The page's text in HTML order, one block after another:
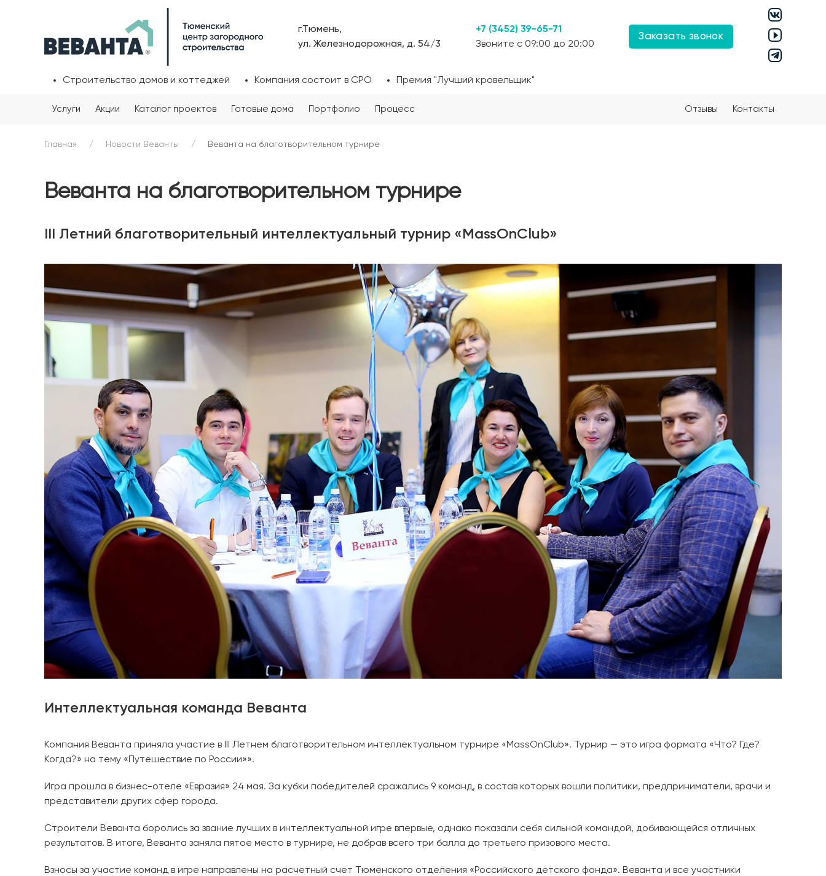
г.Тюмень,
ул. Железнодорожная, д. 54/3
+7 (3452) 39-65-71
Звоните с 09:00 до 20:00
Заказать звонок
Строительство домов и коттеджей Компания состоит в СРО Премия "Лучший кровельщик"
Услуги Акции Каталог проектов Готовые дома Портфолио Процесс Отзывы Контакты
Главная Новости Веванты Веванта на благотворительном турнире
Веванта на благотворительном турнире
III Летний благотворительный интеллектуальный турнир «MassОnClub»
Интеллектуальная команда Веванта
Компания Веванта приняла участие в III Летнем благотворительном интеллектуальном турнире «MassОnClub». Турнир — это игра формата «Что? Где?
Когда?» на тему «Путешествие по России»».
Игра прошла в бизнес-отеле «Евразия» 24 мая. За кубки победителей сражались 9 команд, в состав которых вошли политики, предприниматели, врачи и
представители других сфер города.
Строители Веванта боролись за звание лучших в интеллектуальной игре впервые, однако показали себя сильной командой, добивающейся отличных
результатов. В итоге, Веванта заняла пятое место в турнире, не добрав всего три балла до третьего призового места.
Взносы за участие команд в игре направлены на расчетный счет Тюменского отделения «Российского детского фонда». Веванта и все участники